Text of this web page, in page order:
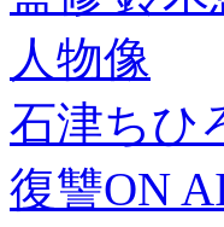
人物像
石津ちひ
復讐ON